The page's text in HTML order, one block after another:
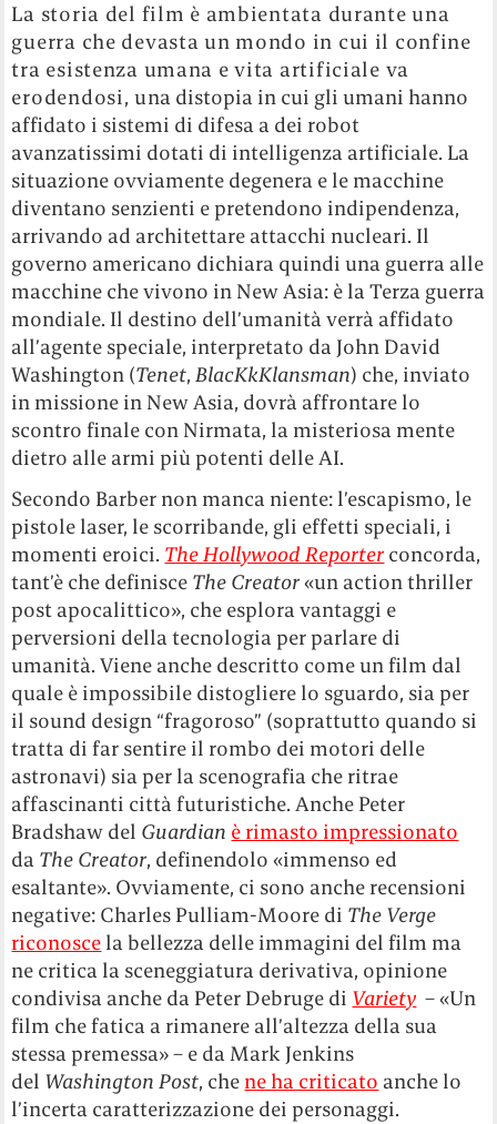
La storia del film è ambientata durante una
guerra che devasta un mondo in cui il confine
tra esistenza umana e vita artificiale va
erodendosi, una distopia in cui gli umani hanno
affidato i sistemi di difesa a dei robot
avanzatissimi dotati di intelligenza artificiale. La
situazione ovviamente degenera e le macchine
diventano senzienti e pretendono indipendenza,
arrivando ad architettare attacchi nucleari. Il
governo americano dichiara quindi una guerra alle
macchine che vivono in New Asia: è la Terza guerra
mondiale. Il destino dell’umanità verrà affidato
all’agente speciale, interpretato da John David
Washington (Tenet,BlacKkKlansman) che, inviato
in missione in New Asia, dovrà affrontare lo
scontro finale con Nirmata, la misteriosa mente
dietro alle armi più potenti delle AI.
Secondo Barber non manca niente: l’escapismo, le
pistole laser, le scorribande, gli effetti speciali, i
momenti eroici. The Hollywood Reporter concorda,
tant’è che definisce The Creator«un action thriller
post apocalittico», che esplora vantaggi e
perversioni della tecnologia per parlare di
umanità. Viene anche descritto come un film dal
quale è impossibile distogliere lo sguardo, sia per
il sound design “fragoroso” (soprattutto quando si
tratta di far sentire il rombo dei motori delle
astronavi) sia per la scenografia che ritrae
affascinanti città futuristiche. Anche Peter
Bradshaw del Guardian è rimasto impressionato
da The Creator, definendolo «immenso ed
esaltante». Ovviamente, ci sono anche recensioni
negative: Charles Pulliam-Moore di The Verge
riconosce la bellezza delle immagini del film ma
ne critica la sceneggiatura derivativa, opinione
condivisa anche da Peter Debruge di Variety – «Un
film che fatica a rimanere all’altezza della sua
stessa premessa» – e da Mark Jenkins
del Washington Post, che ne ha criticato anche lo
l’incerta caratterizzazione dei personaggi.